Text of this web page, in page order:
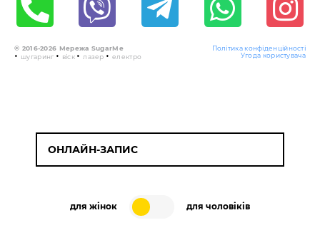
© 2016-2026 Мережа SugarMe
• шугаринг • віск •лазер •електро
Політика конфіденційності
Угода користувача
ОНЛАЙН-ЗАПИС
для жінок для чоловіків